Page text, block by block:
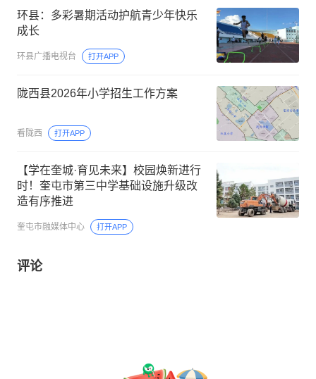
环县：多彩暑期活动护航青少年快乐
成长
环县广播电视台 打开APP
陇西县2026年小学招生工作方案
看陇西 打开APP
【学在奎城·育见未来】校园焕新进行
时！奎屯市第三中学基础设施升级改
造有序推进
奎屯市融媒体中心 打开APP
评论